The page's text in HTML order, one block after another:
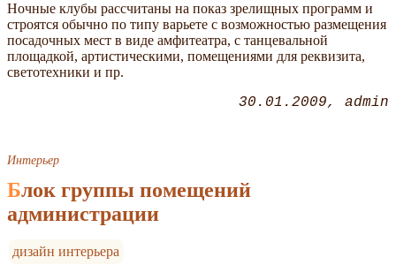
Ночные клубы рассчитаны на показ зрелищных программ и
строятся обычно по типу варьете с возможностью размещения
посадочных мест в виде амфитеатра, с танцевальной
площадкой, артистическими, помещениями для реквизита,
светотехники и пр.
30.01.2009 admin
Интерьер
Блок группы помещений
администрации
дизайн интерьера